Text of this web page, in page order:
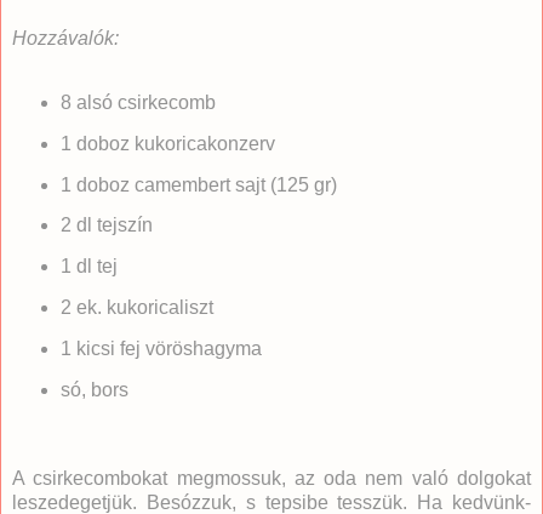
Hozzávalók:
8 alsó csirkecomb
1 doboz kukoricakonzerv
1 doboz camembert sajt (125 gr)
2 dl tejszín
1 dl tej
2 ek. kukoricaliszt
1 kicsi fej vöröshagyma
só, bors
A csirkecombokat megmossuk, az oda nem való dolgokat
leszedegetjük. Besózzuk, s tepsibe tesszük. Ha kedvünk-